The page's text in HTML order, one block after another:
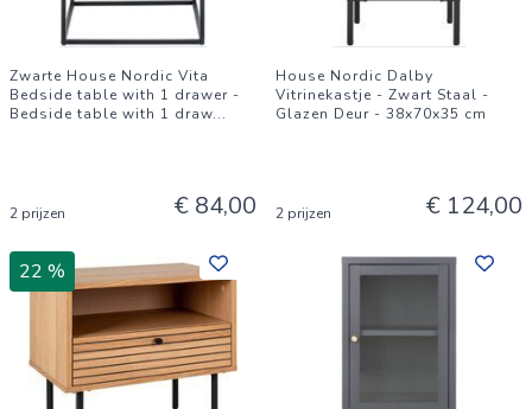
Zwarte House Nordic Vita
Bedside table with 1 drawer -
Bedside table with 1 draw...
2 prijzen € 84,00
House Nordic Dalby
Vitrinekastje - Zwart Staal -
Glazen Deur - 38x70x35 cm
2 prijzen € 124,00
22 %